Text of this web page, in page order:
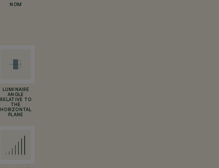
NOM
LUMINAIRE
ANGLE
RELATIVE TO
THE
HORIZONTAL
PLANE